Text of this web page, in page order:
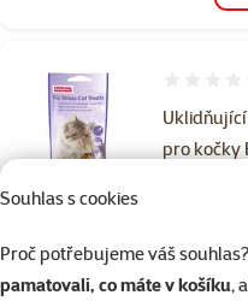
Souhlas s cookies
Proč potřebujeme váš
pamatovali, co máte v košíku,
pro kočky
značka